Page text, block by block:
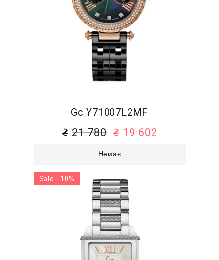
Gc Y71007L2MF
21 780 19 602
Немає
Sale - 10%